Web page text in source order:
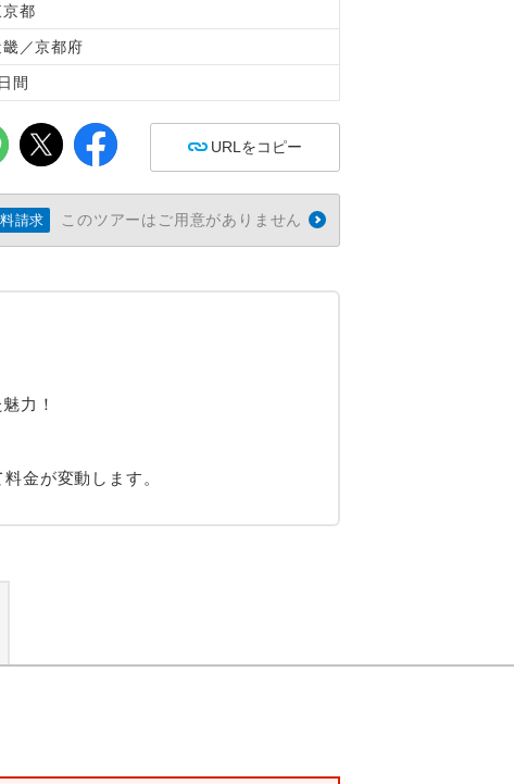
京都
畿／京都府
間
URLをコピー
請求 このツアーはご用意がありません
力！
金が変動します。